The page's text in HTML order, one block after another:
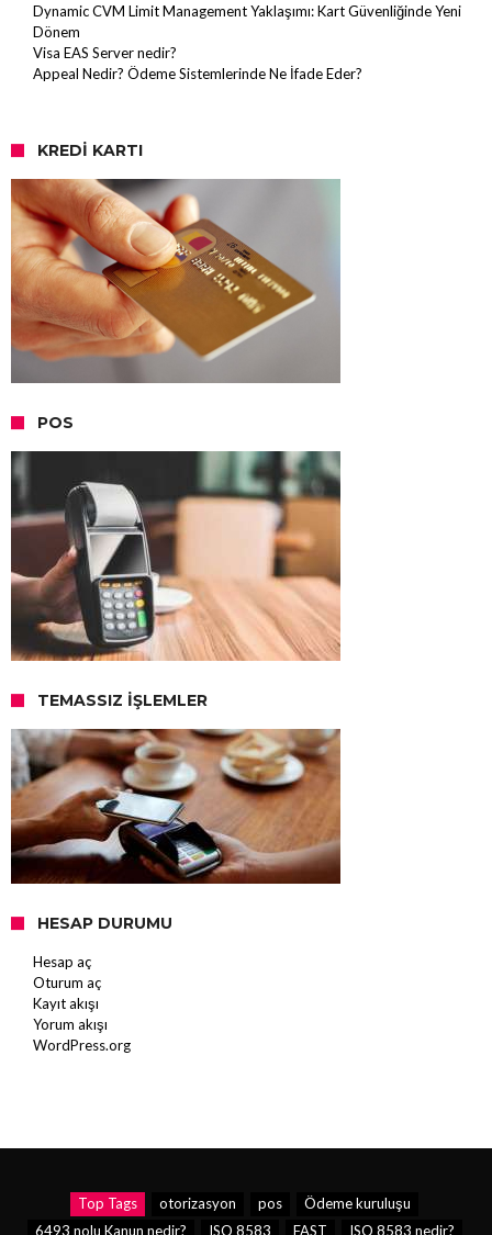
Dynamic CVM Limit Management Yaklaşımı: Kart Güvenliğinde Yeni
Dönem
Visa EAS Server nedir?
Appeal Nedir? Ödeme Sistemlerinde Ne İfade Eder?
KREDI KARTI
POS
TEMASSIZ İŞLEMLER
HESAP DURUMU
Hesap aç
Oturum aç
Kayıt akışı
Yorum akışı
WordPress.org
Top Tags otorizasyon pos
Ödeme kuruluşu
6493 nolu Kanun nedir?
ISO 8583 FAST ISO 8583 nedir?